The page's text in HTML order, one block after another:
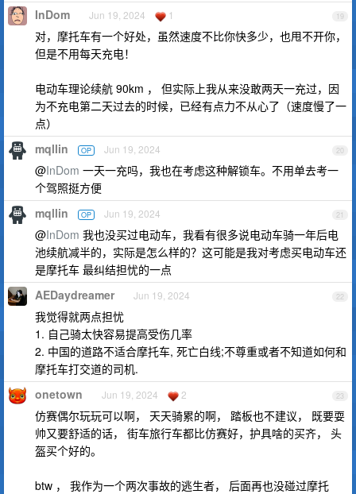
19
InDom Jun 19, 2024 1
对，摩托车有一个好处，虽然速度不比你快多少，也甩不开你，
但是不用每天充电！
电动车理论续航 90km ， 但实际上我从来没敢两天一充过，因
为不充电第二天过去的时候，已经有点力不从心了（速度慢了一
点）
20
mqllin OP Jun 19, 2024
@InDom 一天一充吗，我也在考虑这种解锁车。不用单去考一
个驾照挺方便
21
mqllin OP Jun 19, 2024
@InDom 我也没买过电动车，我看有很多说电动车骑一年后电
池续航减半的，实际是怎么样的？这可能是我对考虑买电动车还
是摩托车 最纠结担忧的一点
22
AEDaydreamer Jun 19, 2024
我觉得就两点担忧
1. 自己骑太快容易提高受伤几率
2. 中国的道路不适合摩托车, 死亡白线;不尊重或者不知道如何和
摩托车打交道的司机.
23
onetown Jun 19, 2024 2
仿赛偶尔玩玩可以啊， 天天骑累的啊， 踏板也不建议， 既要耍
帅又要舒适的话， 街车旅行车都比仿赛好，护具啥的买齐， 头
盔买个好的。
btw ， 我作为一个两次事故的逃生者， 后面再也没碰过摩托